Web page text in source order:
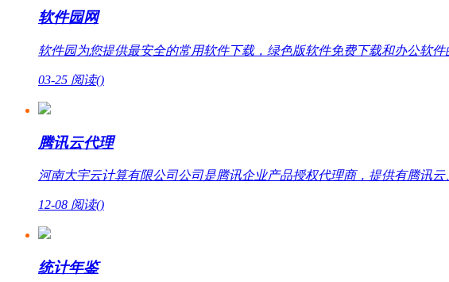
软件园网
软件园为您提供最安全的常用软件下载，绿色版软件免费下载和办公软件
03-25 阅读()
腾讯云代理
河南大宇云计算有限公司公司是腾讯企业产品授权代理商，提供有腾讯
12-08 阅读()
统计年鉴